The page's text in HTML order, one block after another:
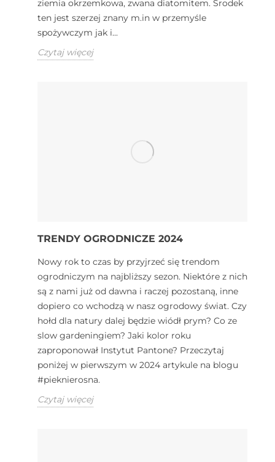
ziemia okrzemkowa, zwana diatomitem. Środek
ten jest szerzej znany m.in w przemyśle
spożywczym jak i...
Czytaj więcej
TRENDY OGRODNICZE 2024
Nowy rok to czas by przyjrzeć się trendom
ogrodniczym na najbliższy sezon. Niektóre z nich
są z nami już od dawna i raczej pozostaną, inne
dopiero co wchodzą w nasz ogrodowy świat. Czy
hołd dla natury dalej będzie wiódł prym? Co ze
slow gardeningiem? Jaki kolor roku
zaproponował Instytut Pantone? Przeczytaj
poniżej w pierwszym w 2024 artykule na blogu
#pieknierosna.
Czytaj więcej